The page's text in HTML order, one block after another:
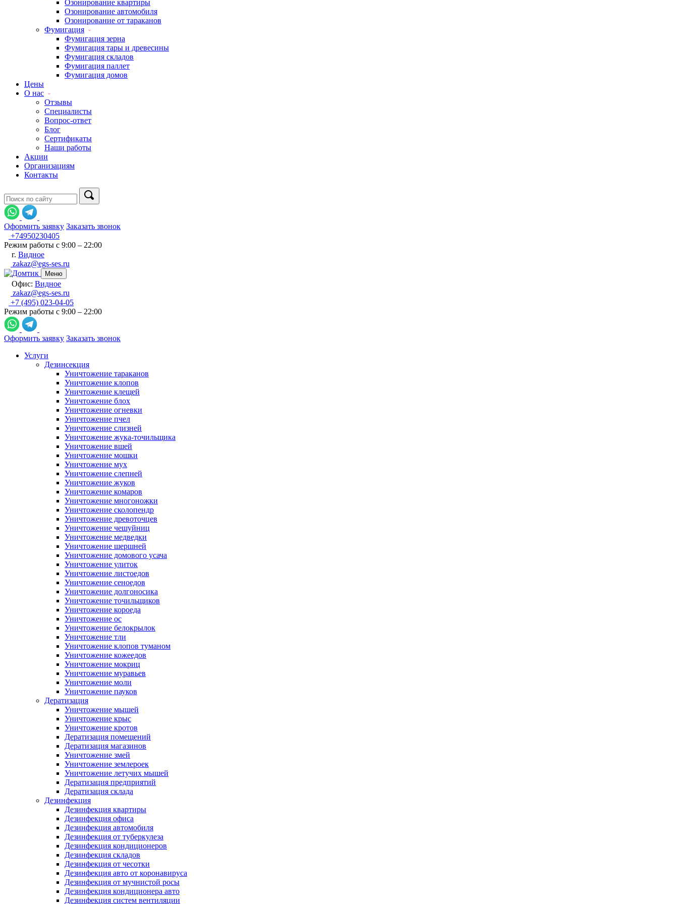
Озонирование квартиры
Озонирование автомобиля
Озонирование от тараканов
Фумигация
Фумигация зерна
Фумигация тары и древесины
Фумигация складов
Фумигация паллет
Фумигация домов
Цены
О нас
Отзывы
Специалисты
Вопрос-ответ
Блог
Сертификаты
Наши работы
Акции
Организациям
Контакты
Оформить заявку Заказать звонок
+74950230405
Режим работы с 9:00 – 22:00
г. Видное
zakaz@egs-ses.ru
Меню
Офис: Видное
zakaz@egs-ses.ru
+7 (495) 023-04-05
Режим работы с 9:00 – 22:00
Оформить заявку Заказать звонок
Услуги
Дезинсекция
Уничтожение тараканов
Уничтожение клопов
Уничтожение клещей
Уничтожение блох
Уничтожение огневки
Уничтожение пчел
Уничтожение слизней
Уничтожение жука-точильщика
Уничтожение вшей
Уничтожение мошки
Уничтожение мух
Уничтожение слепней
Уничтожение жуков
Уничтожение комаров
Уничтожение многоножки
Уничтожение сколопендр
Уничтожение древоточцев
Уничтожение чешуйниц
Уничтожение медведки
Уничтожение шершней
Уничтожение домового усача
Уничтожение улиток
Уничтожение листоедов
Уничтожение сеноедов
Уничтожение долгоносика
Уничтожение точильщиков
Уничтожение короеда
Уничтожение ос
Уничтожение белокрылок
Уничтожение тли
Уничтожение клопов туманом
Уничтожение кожеедов
Уничтожение мокриц
Уничтожение муравьев
Уничтожение моли
Уничтожение пауков
Дератизация
Уничтожение мышей
Уничтожение крыс
Уничтожение кротов
Дератизация помещений
Дератизация магазинов
Уничтожение змей
Уничтожение землероек
Уничтожение летучих мышей
Дератизация предприятий
Дератизация склада
Дезинфекция
Дезинфекция квартиры
Дезинфекция офиса
Дезинфекция автомобиля
Дезинфекция от туберкулеза
Дезинфекция кондиционеров
Дезинфекция складов
Дезинфекция от чесотки
Дезинфекция авто от коронавируса
Дезинфекция от мучнистой росы
Дезинфекция кондиционера авто
Дезинфекция систем вентиляции